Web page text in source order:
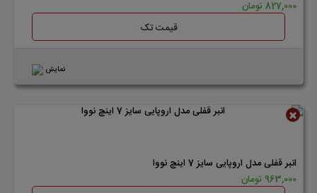
827,000 تومان
قیمت تک
نمایش
انبر قفلی مدل اروپایی سایز 7 اینچ نووا
963,000 تومان